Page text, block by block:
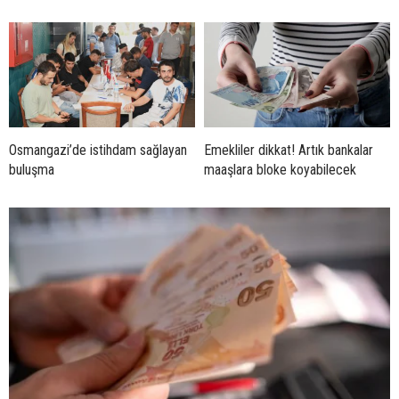
Osmangazi’de istihdam sağlayan
buluşma
Emekliler dikkat! Artık bankalar
maaşlara bloke koyabilecek